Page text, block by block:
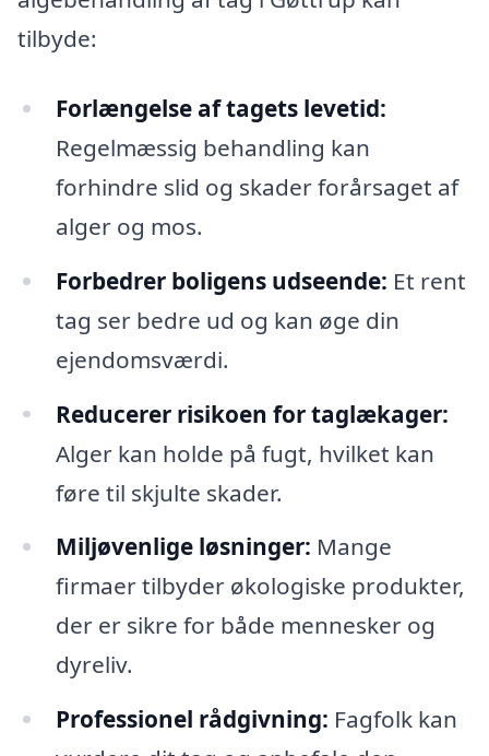
tilbyde:
Forlængelse af tagets levetid:
Regelmæssig behandling kan
forhindre slid og skader forårsaget af
alger og mos.
Forbedrer boligens udseende: Et rent
tag ser bedre ud og kan øge din
ejendomsværdi.
Reducerer risikoen for taglækager:
Alger kan holde på fugt, hvilket kan
føre til skjulte skader.
Miljøvenlige løsninger: Mange
firmaer tilbyder økologiske produkter,
der er sikre for både mennesker og
dyreliv.
Professionel rådgivning: Fagfolk kan